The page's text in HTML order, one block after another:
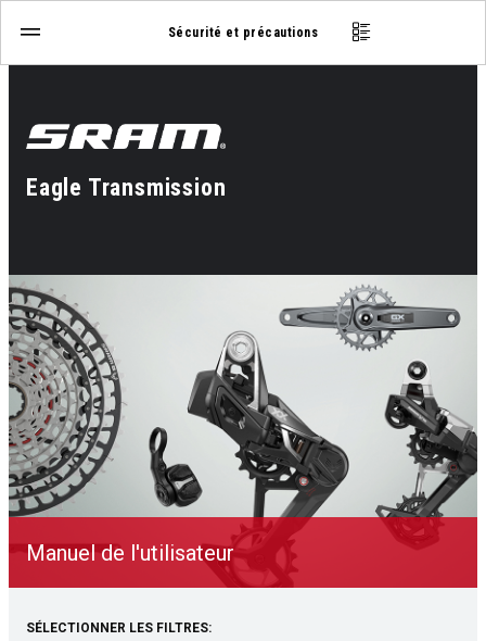
Sécurité et précautions
Eagle Transmission
Manuel de l'utilisateur
SÉLECTIONNER LES FILTRES: